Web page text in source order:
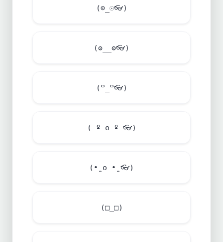
(⊙_☉👓)
(ʘ__ʘ👓)
(꒪_꒪👓)
( º o º 👓)
(•̪ o •̪ 👓)
(□_□)